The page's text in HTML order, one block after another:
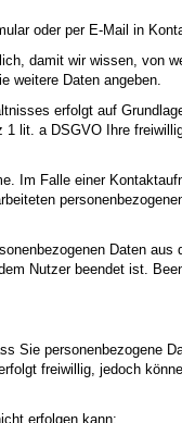
oder per E-Mail in
damit wir wissen, von
weitere Daten angeben.
erfolgt auf
lit. a DSGVO Ihre
Im Falle einer
Daten aus
Nutzer beendet ist.
Sie personenbezogene
freiwillig, jedoch
erfolgen kann: